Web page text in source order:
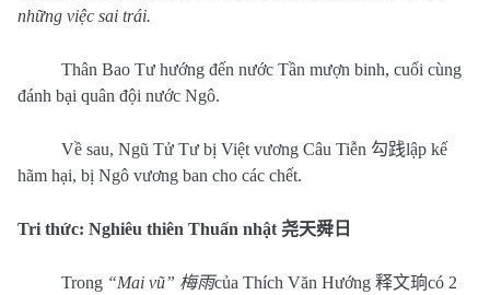
những việc sai trái.
Thân Bao Tư hướng đến nước Tần mượn binh, cuối cùng
đánh bại quân đội nước Ngô.
Về sau, Ngũ Tử Tư bị Việt vương Câu Tiễn 勾践lập kế
hãm hại, bị Ngô vương ban cho các chết.
Tri thức: Nghiêu thiên Thuấn nhật 尧天舜日
Trong “Mai vũ” 梅雨của Thích Văn Hướng 释文珦có 2